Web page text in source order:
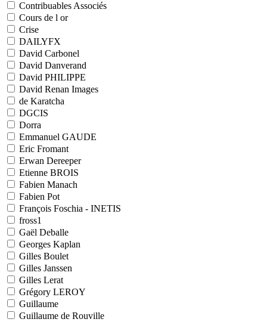
Contribuables Associés
Cours de l or
Crise
DAILYFX
David Carbonel
David Danverand
David PHILIPPE
David Renan Images
de Karatcha
DGCIS
Dorra
Emmanuel GAUDE
Eric Fromant
Erwan Dereeper
Etienne BROIS
Fabien Manach
Fabien Pot
François Foschia - INETIS
fross1
Gaël Deballe
Georges Kaplan
Gilles Boulet
Gilles Janssen
Gilles Lerat
Grégory LEROY
Guillaume
Guillaume de Rouville